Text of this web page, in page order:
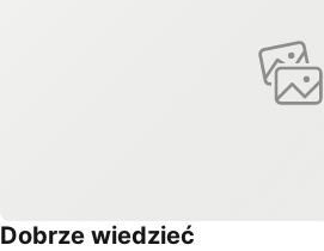
Dobrze wiedzieć